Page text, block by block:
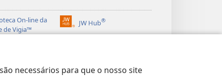
necessários para que o nosso site
On-line da
de Vigia™
JW Hub®
(abre
nova